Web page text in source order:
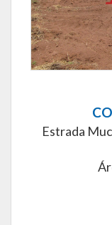
Estrada